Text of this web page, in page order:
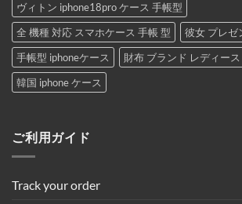
ヴィトン iphone18pro ケース 手帳型
全 機種 対応 スマホケース 手帳 型
彼女 プレゼ
手帳型 iphoneケース
財布 ブランド レディース
韓国 iphone ケース
ご利用ガイド
Track your order